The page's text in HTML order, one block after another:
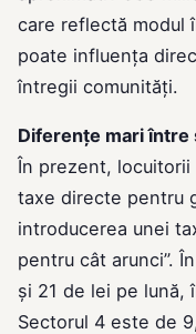
care reflectă modul
poate influența
întregii comunități.
Diferențe mari între
În prezent, locuitorii
taxe directe pentru
introducerea unei
pentru cât arunci”.
și 21 de lei pe lună,
Sectorul 4 este de